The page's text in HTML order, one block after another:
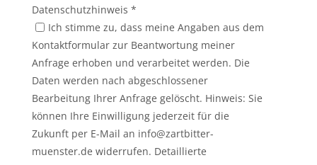
Datenschutzhinweis *
Ich stimme zu, dass meine Angaben aus dem
Kontaktformular zur Beantwortung meiner
Anfrage erhoben und verarbeitet werden. Die
Daten werden nach abgeschlossener
Bearbeitung Ihrer Anfrage gelöscht. Hinweis: Sie
können Ihre Einwilligung jederzeit für die
Zukunft per E-Mail an info@zartbitter-
muenster.de widerrufen. Detaillierte